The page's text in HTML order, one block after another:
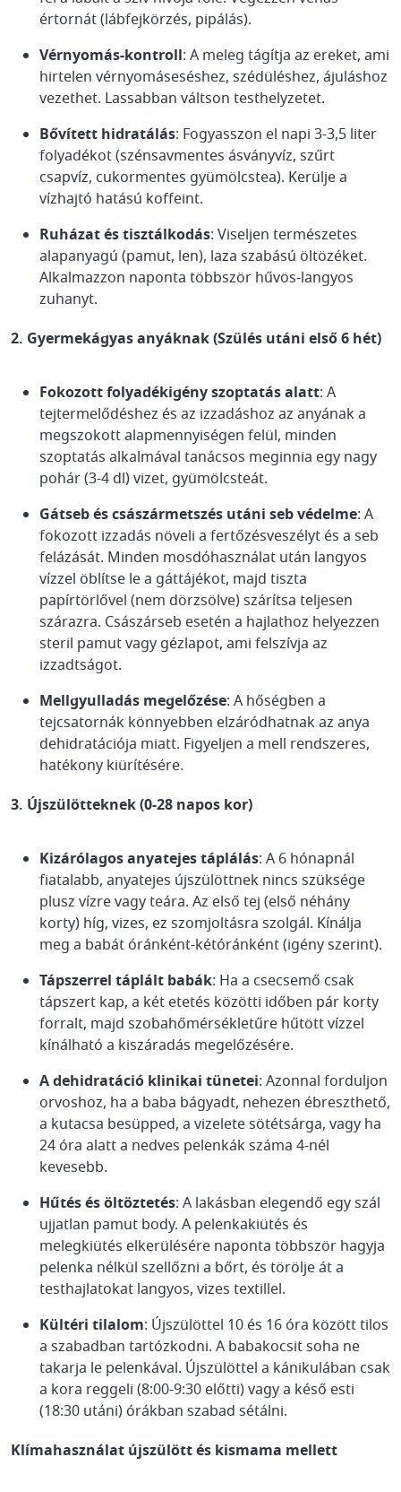
értornát (lábfejkörzés, pipálás).
Vérnyomás-kontroll: A meleg tágítja az ereket, ami
hirtelen vérnyomáseséshez, szédüléshez, ájuláshoz
vezethet. Lassabban váltson testhelyzetet.
Bővített hidratálás: Fogyasszon el napi 3-3,5 liter
folyadékot (szénsavmentes ásványvíz, szűrt
csapvíz, cukormentes gyümölcstea). Kerülje a
vízhajtó hatású koffeint.
Ruházat és tisztálkodás: Viseljen természetes
alapanyagú (pamut, len), laza szabású öltözéket.
Alkalmazzon naponta többször hűvös-langyos
zuhanyt.
2. Gyermekágyas anyáknak (Szülés utáni első 6 hét)
Fokozott folyadékigény szoptatás alatt: A
tejtermelődéshez és az izzadáshoz az anyának a
megszokott alapmennyiségen felül, minden
szoptatás alkalmával tanácsos meginnia egy nagy
pohár (3-4 dl) vizet, gyümölcsteát.
Gátseb és császármetszés utáni seb védelme: A
fokozott izzadás növeli a fertőzésveszélyt és a seb
felázását. Minden mosdóhasználat után langyos
vízzel öblítse le a gáttájékot, majd tiszta
papírtörlővel (nem dörzsölve) szárítsa teljesen
szárazra. Császárseb esetén a hajlathoz helyezzen
steril pamut vagy gézlapot, ami felszívja az
izzadtságot.
Mellgyulladás megelőzése: A hőségben a
tejcsatornák könnyebben elzáródhatnak az anya
dehidratációja miatt. Figyeljen a mell rendszeres,
hatékony kiürítésére.
3. Újszülötteknek (0-28 napos kor)
Kizárólagos anyatejes táplálás: A 6 hónapnál
fiatalabb, anyatejes újszülöttnek nincs szüksége
plusz vízre vagy teára. Az első tej (első néhány
korty) híg, vizes, ez szomjoltásra szolgál. Kínálja
meg a babát óránként-kétóránként (igény szerint).
Tápszerrel táplált babák: Ha a csecsemő csak
tápszert kap, a két etetés közötti időben pár korty
forralt, majd szobahőmérsékletűre hűtött vízzel
kínálható a kiszáradás megelőzésére.
A dehidratáció klinikai tünetei: Azonnal forduljon
orvoshoz, ha a baba bágyadt, nehezen ébreszthető,
a kutacsa besüpped, a vizelete sötétsárga, vagy ha
24 óra alatt a nedves pelenkák száma 4-nél
kevesebb.
Hűtés és öltöztetés: A lakásban elegendő egy szál
ujjatlan pamut body. A pelenkakiütés és
melegkiütés elkerülésére naponta többször hagyja
pelenka nélkül szellőzni a bőrt, és törölje át a
testhajlatokat langyos, vizes textillel.
Kültéri tilalom: Újszülöttel 10 és 16 óra között tilos
a szabadban tartózkodni. A babakocsit soha ne
takarja le pelenkával. Újszülöttel a kánikulában csak
a kora reggeli (8:00-9:30 előtti) vagy a késő esti
(18:30 utáni) órákban szabad sétálni.
Klímahasználat újszülött és kismama mellett